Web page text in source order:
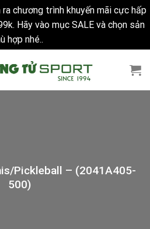
chương trình khuyến mãi cực hấp
Hãy vào mục SALE và chọn sản
hợp nhé..
Pickleball – (2041A405-
500)